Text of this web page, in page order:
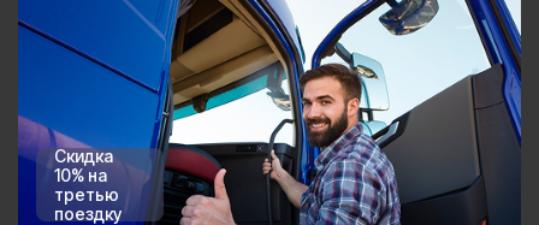
Скидка
10% на
третью
поездку